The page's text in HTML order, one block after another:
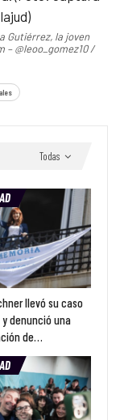
Gutiérrez, la joven
– @leoo_gomez10 /
Todas
llevó su caso
y denunció una
de…